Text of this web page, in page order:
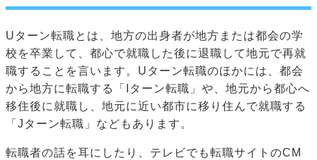
Uターン転職とは、地方の出身者が地方または都会の学
校を卒業して、都心で就職した後に退職して地元で再就
職することを言います。Uターン転職のほかには、都会
から地方に転職する「Iターン転職」や、地元から都心へ
移住後に就職し、地元に近い都市に移り住んで就職する
「Jターン転職」などもあります。
転職者の話を耳にしたり、テレビでも転職サイトのCM